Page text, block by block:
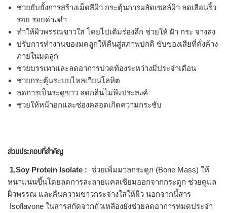
ช่วยยับยั้งการสร้างเม็ดสีผิว กระตุ้นการผลัดเซลล์ผิว ลดเลือนริ้ว
รอย รอยด่างดำ
ทำให้ผิวพรรณขาวใส โดยไปเติมร่องลึก ช่วยให้ ฝ้า กระ จางลง
ปรับการทำงานของมดลูกให้คืนสู่สภาพปกติ ขับของเสียที่คั่งค้าง
ภายในมดลูก
ช่วยบรรเทาและลดอาการปวดท้องระหว่างมีประจำเดือน
ช่วยกระตุ้นระบบไหลเวียนโลหิต
ลดการเป็นระดูขาว ลดกลิ่นไม่พึงประสงค์
ช่วยให้หน้าอกและช่องคลอดเกิดความกระชับ
ส่วนประกอบที่สำคัญ
1.Soy Protein Isolate : ช่วยเพิ่มมวลกระดูก (Bone Mass) ให้
หนาแน่นขึ้นโดยลดการละลายแคลเซียมออกจากกระดูก ช่วยดูแล
ผิวพรรณ และคืนความขาวกระจ่างใสให้ผิว นอกจากนี้สาร
Isoflavone ในสารสกัดจากถั่วเหลืองยังช่วยลดอาการหมดประจำ